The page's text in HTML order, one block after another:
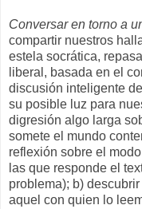
Conversar en torno a
compartir nuestros
estela socrática,
liberal, basada en el
discusión inteligente
su posible luz para
digresión algo larga
somete el mundo
reflexión sobre el
las que responde el
problema); b)
aquel con quien lo